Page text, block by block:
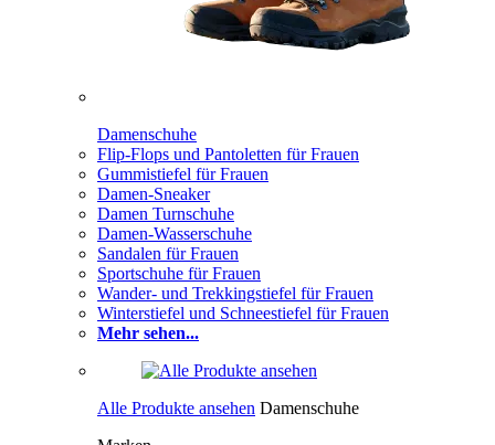
Damenschuhe
Flip-Flops und Pantoletten für Frauen
Gummistiefel für Frauen
Damen-Sneaker
Damen Turnschuhe
Damen-Wasserschuhe
Sandalen für Frauen
Sportschuhe für Frauen
Wander- und Trekkingstiefel für Frauen
Winterstiefel und Schneestiefel für Frauen
Mehr sehen...
Alle Produkte ansehen Damenschuhe